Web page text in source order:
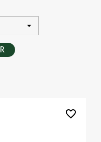
favorite_border